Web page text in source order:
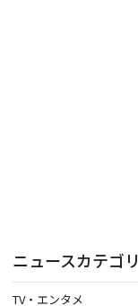
ニュースカテゴリ
TV・エンタメ